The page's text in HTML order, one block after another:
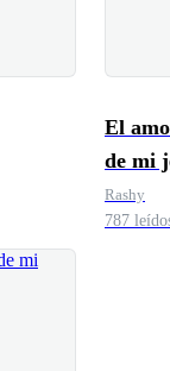
El
de mi
Rashy
787